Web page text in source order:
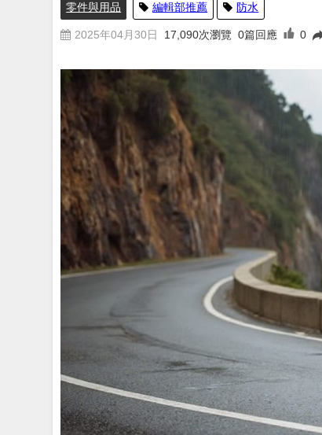
零件與用品 編輯部推薦 防水
2025年04月30日 17,090次瀏覽 0篇回應 0